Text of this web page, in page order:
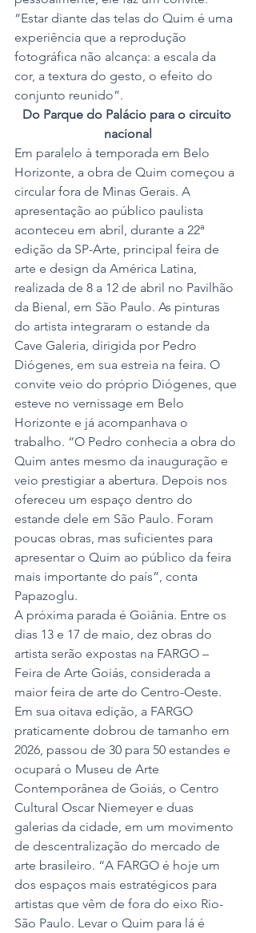
“Estar diante das telas do Quim é uma
experiência que a reprodução
fotográfica não alcança: a escala da
cor, a textura do gesto, o efeito do
conjunto reunido”.
Do Parque do Palácio para o circuito
nacional
Em paralelo à temporada em Belo
Horizonte, a obra de Quim começou a
circular fora de Minas Gerais. A
apresentação ao público paulista
aconteceu em abril, durante a 22ª
edição da SP-Arte, principal feira de
arte e design da América Latina,
realizada de 8 a 12 de abril no Pavilhão
da Bienal, em São Paulo. As pinturas
do artista integraram o estande da
Cave Galeria, dirigida por Pedro
Diógenes, em sua estreia na feira. O
convite veio do próprio Diógenes, que
esteve no vernissage em Belo
Horizonte e já acompanhava o
trabalho. “O Pedro conhecia a obra do
Quim antes mesmo da inauguração e
veio prestigiar a abertura. Depois nos
ofereceu um espaço dentro do
estande dele em São Paulo. Foram
poucas obras, mas suficientes para
apresentar o Quim ao público da feira
mais importante do país”, conta
Papazoglu.
A próxima parada é Goiânia. Entre os
dias 13 e 17 de maio, dez obras do
artista serão expostas na FARGO –
Feira de Arte Goiás, considerada a
maior feira de arte do Centro-Oeste.
Em sua oitava edição, a FARGO
praticamente dobrou de tamanho em
2026, passou de 30 para 50 estandes e
ocupará o Museu de Arte
Contemporânea de Goiás, o Centro
Cultural Oscar Niemeyer e duas
galerias da cidade, em um movimento
de descentralização do mercado de
arte brasileiro. “A FARGO é hoje um
dos espaços mais estratégicos para
artistas que vêm de fora do eixo Rio-
São Paulo. Levar o Quim para lá é